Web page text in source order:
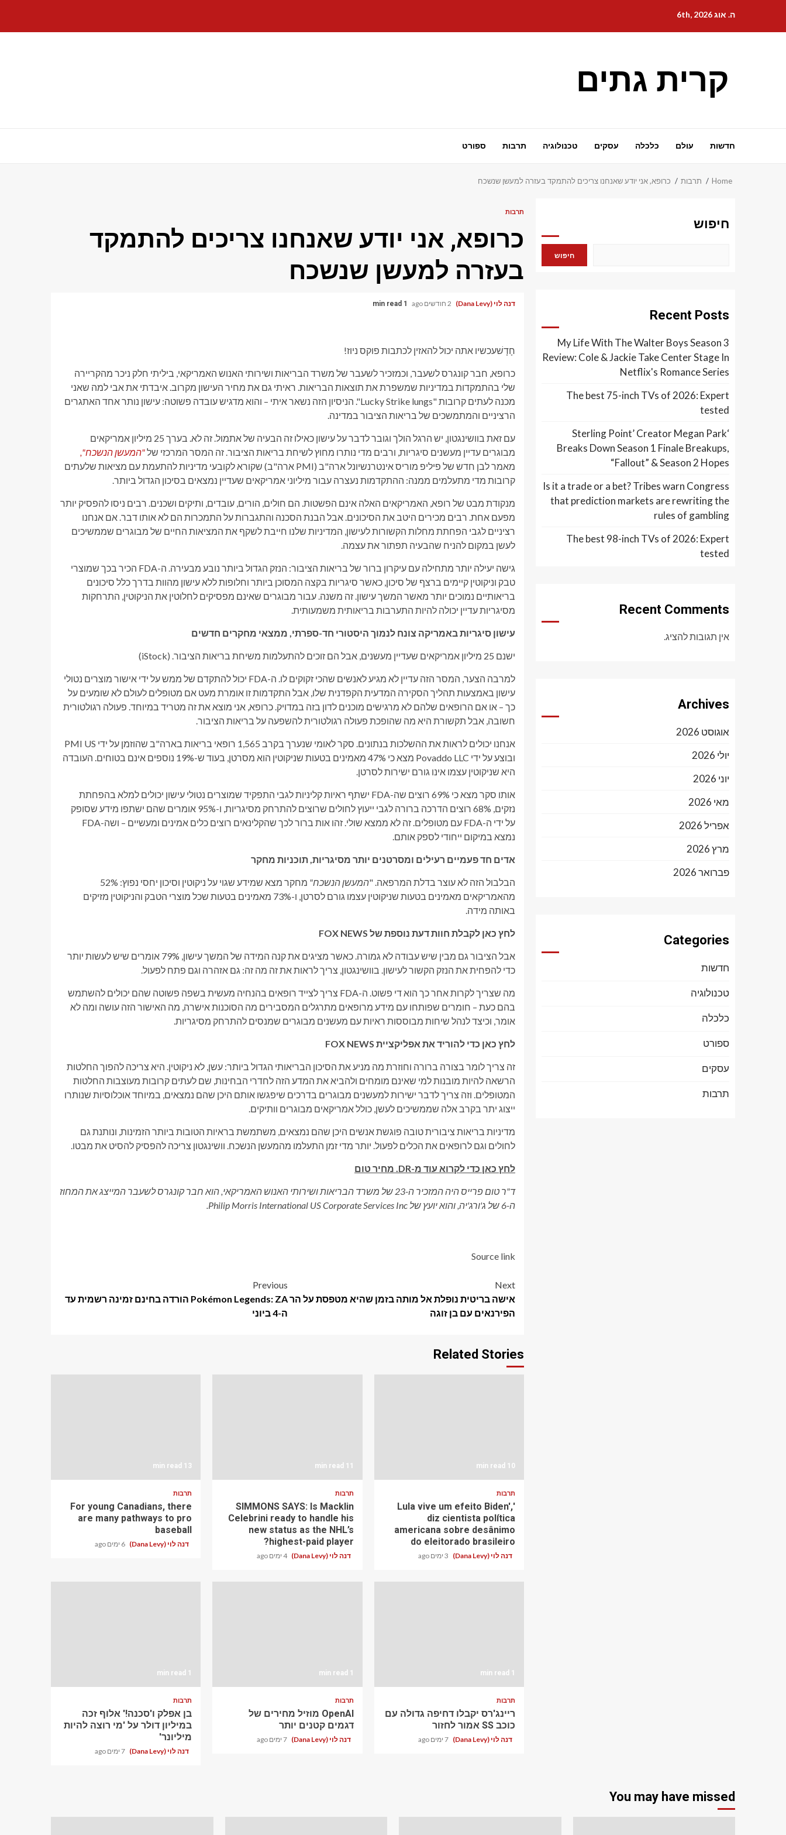
content
ה. אוג 6th, 2026
קרית גתים
חדשות עולם כלכלה עסקים טכנולוגיה תרבות ספורט
Home תרבות כרופא, אני יודע שאנחנו צריכים להתמקד בעזרה למעשן שנשכח
תרבות
כרופא, אני יודע שאנחנו צריכים להתמקד
בעזרה למעשן שנשכח
דנה לוי (Dana Levy) 2 חודשים ago 1 min read
חָדָשׁעכשיו אתה יכול להאזין לכתבות פוקס ניוז!
כרופא, חבר קונגרס לשעבר, וכמזכיר לשעבר של משרד הבריאות ושירותי האנוש האמריקאי, ביליתי חלק ניכר מהקריירה
שלי בהתמקדות במדיניות שמשפרת את תוצאות הבריאות. ראיתי גם את מחיר העישון מקרוב. איבדתי את אבי למה שאני
מכנה לעתים קרובות "Lucky Strike lungs". הניסיון הזה נשאר איתי – והוא מדגיש עובדה פשוטה: עישון נותר אחד האתגרים
הרציניים והמתמשכים של בריאות הציבור במדינה.
עם זאת בוושינגטון, יש הרגל הולך וגובר לדבר על עישון כאילו זה הבעיה של אתמול. זה לא. בערך 25 מיליון אמריקאים
מבוגרים עדיין מעשנים סיגריות, ורבים מדי נותרו מחוץ לשיחת בריאות הציבור. זה המסר המרכזי של"המעשן הנשכח",
מאמר לבן חדש של פיליפ מוריס אינטרנשיונל ארה"ב (PMI ארה"ב) שקורא לקובעי מדיניות להתעמת עם מציאות שלעתים
קרובות מדי מתעלמים ממנה: ההתקדמות נעצרה עבור מיליוני אמריקאים שעדיין נמצאים בסיכון הגדול ביותר.
מנקודת מבט של רופא, האמריקאים האלה אינם הפשטות. הם חולים, הורים, עובדים, ותיקים ושכנים. רבים ניסו להפסיק יותר
מפעם אחת. רבים מכירים היטב את הסיכונים. אבל הבנת הסכנה והתגברות על התמכרות הם לא אותו דבר. אם אנחנו
רציניים לגבי הפחתת מחלות הקשורות לעישון, המדיניות שלנו חייבת לשקף את המציאות החיים של מבוגרים שממשיכים
לעשן במקום להניח שהבעיה תפתור את עצמה.
גישה יעילה יותר מתחילה עם עיקרון ברור של בריאות הציבור: הנזק הגדול ביותר נובע מבעירה. ה-FDA הכיר בכך שמוצרי
טבק וניקוטין קיימים ברצף של סיכון, כאשר סיגריות בקצה המסוכן ביותר וחלופות ללא עישון מהוות בדרך כלל סיכונים
בריאותיים נמוכים יותר מאשר המשך עישון. זה משנה. עבור מבוגרים שאינם מפסיקים לחלוטין את הניקוטין, התרחקות
מסיגריות עדיין יכולה להיות התערבות בריאותית משמעותית.
עישון סיגריות באמריקה צונח לנמוך היסטורי חד-ספרתי, ממצאי מחקרים חדשים
ישנם 25 מיליון אמריקאים שעדיין מעשנים, אבל הם זוכים להתעלמות משיחת בריאות הציבור. (iStock)
למרבה הצער, המסר הזה עדיין לא מגיע לאנשים שהכי זקוקים לו. ה-FDA יכול להתקדם של ממש על ידי אישור מוצרים נטולי
עישון באמצעות תהליך הסקירה המדעית הקפדנית שלו, אבל התקדמות זו אומרת מעט אם מטופלים לעולם לא שומעים על
כך – או אם הרופאים שלהם לא מרגישים מוכנים לדון בזה במדויק. כרופא, אני מוצא את זה מטריד במיוחד. פעולה רגולטורית
חשובה, אבל תקשורת היא מה שהופכת פעולה רגולטורית להשפעה על בריאות הציבור.
אנחנו יכולים לראות את ההשלכות בנתונים. סקר לאומי שנערך בקרב 1,565 רופאי בריאות בארה"ב שהוזמן על ידי PMI US
ובוצע על ידי Povaddo LLC מצא כי 47% מאמינים בטעות שניקוטין הוא מסרטן, בעוד ש-19% נוספים אינם בטוחים. העובדה
היא שניקוטין עצמו אינו גורם ישירות לסרטן.
אותו סקר מצא כי 69% רוצים שה-FDA ישתף ראיות קליניות לגבי התפקיד שמוצרים נטולי עישון יכולים למלא בהפחתת
נזקים, 68% רוצים הדרכה ברורה לגבי ייעוץ לחולים שרוצים להתרחק מסיגריות, ו-95% אומרים שהם ישתפו מידע שסופק
על ידי ה-FDA עם מטופלים. זה לא ממצא שולי. זהו אות ברור לכך שהקלינאים רוצים כלים אמינים ומעשיים – ושה-FDA
נמצא במיקום ייחודי לספק אותם.
אדים חד פעמיים רעילים ומסרטנים יותר מסיגריות, תוכניות מחקר
הבלבול הזה לא עוצר בדלת המרפאה. "המעשן הנשכח"
מחקר מצא שמידע שגוי על ניקוטין וסיכון יחסי נפוץ: 52%
מהאמריקאים מאמינים בטעות שניקוטין עצמו גורם לסרטן, ו-73% מאמינים בטעות שכל מוצרי הטבק והניקוטין מזיקים
באותה מידה.
לחץ כאן לקבלת חוות דעת נוספת של FOX NEWS
אבל הציבור גם מבין שיש עבודה לא גמורה. כאשר מציגים את קנה המידה של המשך עישון, 79% אומרים שיש לעשות יותר
כדי להפחית את הנזק הקשור לעישון. בוושינגטון, צריך לראות את זה מה זה: גם אזהרה וגם פתח לפעול.
מה שצריך לקרות אחר כך הוא די פשוט. ה-FDA צריך לצייד רופאים בהנחיה מעשית בשפה פשוטה שהם יכולים להשתמש
בהם כעת – חומרים שפותחו עם מידע מרופאים מתרגלים המסבירים מה הסוכנות אישרה, מה האישור הזה עושה ומה לא
אומר, וכיצד לנהל שיחות מבוססות ראיות עם מעשנים מבוגרים שמנסים להתרחק מסיגריות.
לחץ כאן כדי להוריד את אפליקציית FOX NEWS
זה צריך לומר בצורה ברורה וחוזרת מה מניע את הסיכון הבריאותי הגדול ביותר: עשן, לא ניקוטין. היא צריכה להפוך החלטות
הרשאה להיות מובנות למי שאינם מומחים ולהביא את המדע הזה לחדרי הבחינות, שם לעתים קרובות מעוצבות החלטות
המטופלים. וזה צריך לדבר ישירות למעשנים מבוגרים בדרכים שיפגשו אותם היכן שהם נמצאים, במיוחד אוכלוסיות שנותרו
ייצוג יתר בקרב אלה שממשיכים לעשן, כולל אמריקאים מבוגרים וותיקים.
מדיניות בריאות ציבורית טובה פוגשת אנשים היכן שהם נמצאים, משתמשת בראיות הטובות ביותר הזמינות, ונותנת גם
לחולים וגם לרופאים את הכלים לפעול. יותר מדי זמן התעלמו מהמעשן הנשכח. וושינגטון צריכה להפסיק להסיט את מבטו.
לחץ כאן כדי לקרוא עוד מ-DR. מחיר טום
ד"ר טום פרייס היה המזכיר ה-23 של משרד הבריאות ושירותי האנוש האמריקאי, הוא חבר קונגרס לשעבר המייצג את המחוז
ה-6 של ג'ורג'יה, והוא יועץ של Philip Morris International US Corporate Services Inc.
Source link
Post
navigation
Previous
Pokémon Legends: ZA הורדה בחינם זמינה רשמית עד
ה-4 ביוני
Next
אישה בריטית נופלת אל מותה בזמן שהיא מטפסת על הר
הפירנאים עם בן זוגה
Related Stories
10 min read
תרבות
'Lula vive um efeito Biden',
diz cientista política
americana sobre desânimo
do eleitorado brasileiro
דנה לוי (Dana Levy) 3 ימים ago
11 min read
תרבות
SIMMONS SAYS: Is Macklin
Celebrini ready to handle his
new status as the NHL’s
highest-paid player?
דנה לוי (Dana Levy) 4 ימים ago
13 min read
תרבות
For young Canadians, there
are many pathways to pro
baseball
דנה לוי (Dana Levy) 6 ימים ago
1 min read
תרבות
ריינג'רס יקבלו דחיפה גדולה עם
כוכב SS אמור לחזור
דנה לוי (Dana Levy) 7 ימים ago
1 min read
תרבות
OpenAI מוזיל מחירים של
דגמים קטנים יותר
דנה לוי (Dana Levy) 7 ימים ago
1 min read
תרבות
בן אפלק ו'סכנה!' אלוף זכה
במיליון דולר על 'מי רוצה להיות
מיליונר'
דנה לוי (Dana Levy) 7 ימים ago
חיפוש
חיפוש
Recent Posts
My Life With The Walter Boys Season 3
Review: Cole & Jackie Take Center Stage In
Netflix's Romance Series
The best 75-inch TVs of 2026: Expert
tested
‘Sterling Point’ Creator Megan Park
Breaks Down Season 1 Finale Breakups,
“Fallout” & Season 2 Hopes
Is it a trade or a bet? Tribes warn Congress
that prediction markets are rewriting the
rules of gambling
The best 98-inch TVs of 2026: Expert
tested
Recent Comments
אין תגובות להציג.
Archives
אוגוסט 2026
יולי 2026
יוני 2026
מאי 2026
אפריל 2026
מרץ 2026
פברואר 2026
Categories
חדשות
טכנולוגיה
כלכלה
ספורט
עסקים
תרבות
You may have missed